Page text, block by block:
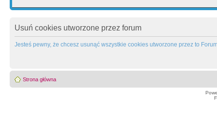
Usuń cookies utworzone przez forum
Jesteś pewny, że chcesz usunąć wszystkie cookies utworzone przez to
Strona główna